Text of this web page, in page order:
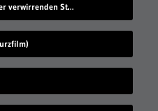
Das große Schauspiel einer verwirrenden Straßenkennzeichnung